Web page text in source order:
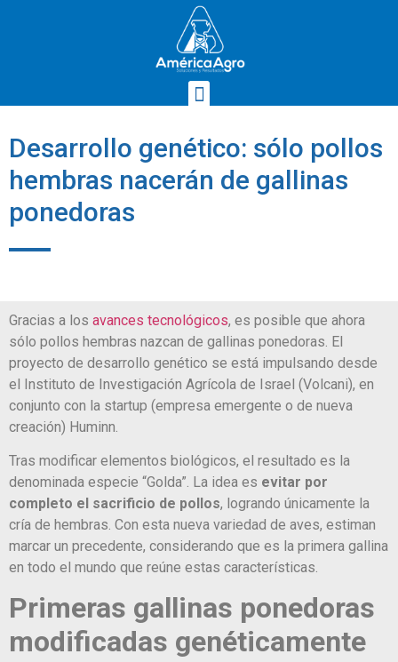
Desarrollo genético: sólo pollos
hembras nacerán de gallinas
ponedoras
Gracias a los avances tecnológicos, es posible que ahora
sólo pollos hembras nazcan de gallinas ponedoras. El
proyecto de desarrollo genético se está impulsando desde
el Instituto de Investigación Agrícola de Israel (Volcani), en
conjunto con la startup (empresa emergente o de nueva
creación) Huminn.
Tras modificar elementos biológicos, el resultado es la
denominada especie “Golda”. La idea es evitar por
completo el sacrificio de pollos, logrando únicamente la
cría de hembras. Con esta nueva variedad de aves, estiman
marcar un precedente, considerando que es la primera gallina
en todo el mundo que reúne estas características.
Primeras gallinas ponedoras
modificadas genéticamente